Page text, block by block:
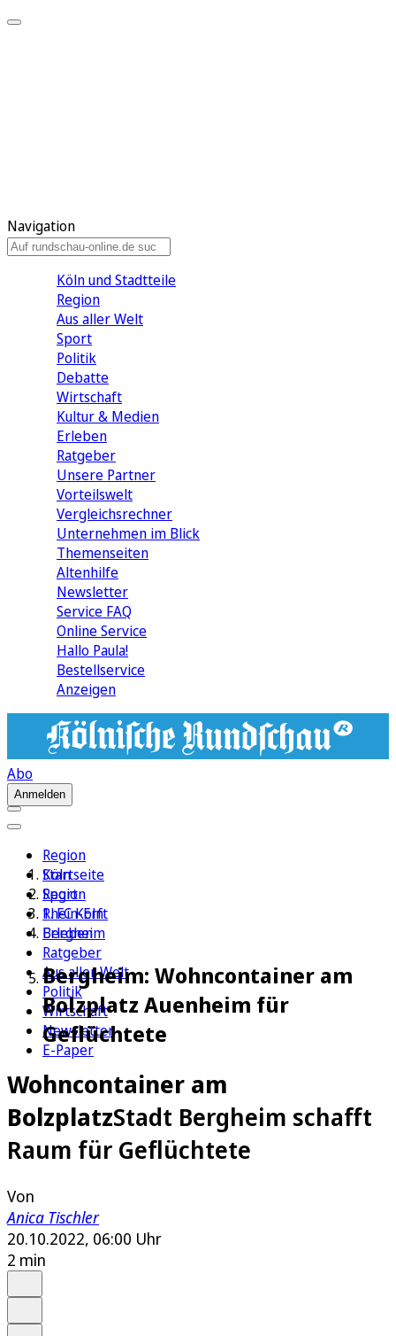
Navigation
Köln und Stadtteile
Region
Aus aller Welt
Sport
Politik
Debatte
Wirtschaft
Kultur & Medien
Erleben
Ratgeber
Unsere Partner
Vorteilswelt
Vergleichsrechner
Unternehmen im Blick
Themenseiten
Altenhilfe
Newsletter
Service FAQ
Online Service
Hallo Paula!
Bestellservice
Anzeigen
Abo
Anmelden
Region
Köln
Sport
1. FC Köln
Erleben
Ratgeber
Aus aller Welt
Politik
Wirtschaft
Newsletter
E-Paper
Startseite
Region
Rhein-Erft
Bergheim
Bergheim: Wohncontainer am
Bolzplatz Auenheim für
Geflüchtete
Wohncontainer am
BolzplatzStadt Bergheim schafft
Raum für Geflüchtete
Von
Anica Tischler
20.10.2022, 06:00 Uhr
2 min